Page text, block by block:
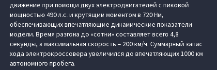
движение при помощи двух электродвигателей с пиковой
мощностью 490 л.с. и крутящим моментом в 720 Нм,
обеспечивающих впечатляющие динамические показатели
модели. Время разгона до «сотни» составляет всего 4,8
секунды, а максимальная скорость – 200 км/ч. Суммарный запас
хода электрокроссовера увеличился до впечатляющих 1000 км
автономного пробега.